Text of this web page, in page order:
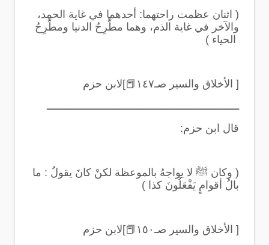
( اثنان عظمت راحتهما: أحدهما في غاية الحمد،
والآخر في غاية الذم، وهما مطَّرِحُ الدنيا ومطَّرِحُ
الحياء )
[ الأخلاق والسير صـ١٤٧ 📕]لابن حزم
ــــــــــــــــــــــــــــــــــــــــــــــــــــــــــــــــ
قال ابن حزم:
( وكان ﷺ لا يواجهُ بالموعظة لكنْ كانَ يقولُ : ما
بالُ أقوامٍ يَفْعَلُونَ كذا )
[ الأخلاق والسير صـ١٥٠ 📕]لابن حزم